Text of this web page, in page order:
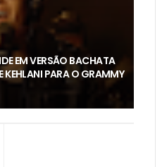
EM VERSÃO BACHATA
KEHLANI PARA O GRAMMY